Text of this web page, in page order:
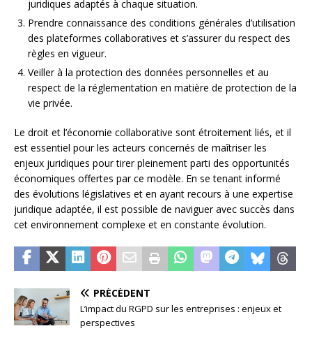
juridiques adaptés à chaque situation.
Prendre connaissance des conditions générales d’utilisation
des plateformes collaboratives et s’assurer du respect des
règles en vigueur.
Veiller à la protection des données personnelles et au
respect de la réglementation en matière de protection de la
vie privée.
Le droit et l’économie collaborative sont étroitement liés, et il
est essentiel pour les acteurs concernés de maîtriser les
enjeux juridiques pour tirer pleinement parti des opportunités
économiques offertes par ce modèle. En se tenant informé
des évolutions législatives et en ayant recours à une expertise
juridique adaptée, il est possible de naviguer avec succès dans
cet environnement complexe et en constante évolution.
PRÉCÉDENT
L’impact du RGPD sur les entreprises : enjeux et
perspectives